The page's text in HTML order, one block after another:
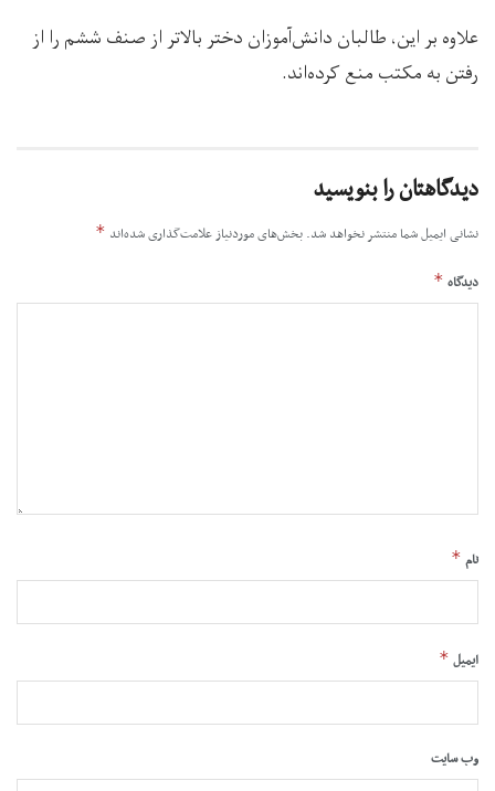
علاوه بر این، طالبان دانش‌آموزان دختر بالاتر از صنف ششم را از
رفتن به مکتب منع کرده‌اند.
دیدگاهتان را بنویسید
نشانی ایمیل شما منتشر نخواهد شد. بخش‌های موردنیاز علامت‌گذاری شده‌اند *
دیدگاه *
نام *
ایمیل *
وب‌ سایت